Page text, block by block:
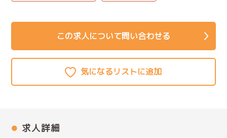
この求人について問い合わせる
求人詳細